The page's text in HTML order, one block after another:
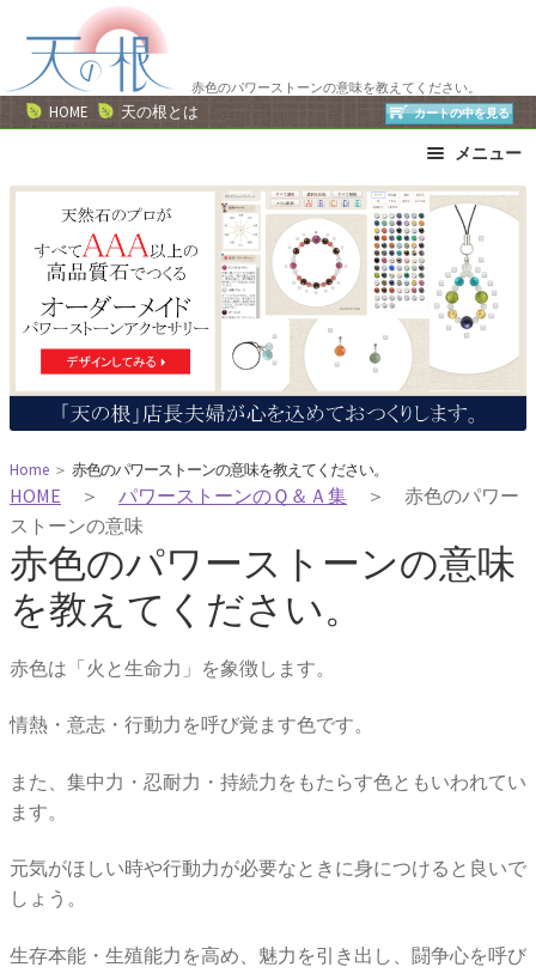
ー
シ
ン
ン
ツ
ス
赤色のパワーストーンの意味を教えてください。
HOME 天の根とは カートの中を見る
メニュー
ブレスレット
ストラップ
ネックレス
ピアス・イヤリング
リング
運勢で選ぶ
誕生石で選ぶ
色で選ぶ
干支石で選ぶ
星座石で選ぶ
石の名前で選ぶ
パワーストーン一覧
Home ＞ 赤色のパワーストーンの意味を教えてください。
HOME ＞ パワーストーンのＱ＆Ａ集 ＞ 赤色のパワー
ストーンの意味
赤色のパワーストーンの意味
を教えてください。
赤色は「火と生命力」を象徴します。
情熱・意志・行動力を呼び覚ます色です。
また、集中力・忍耐力・持続力をもたらす色ともいわれてい
ます。
元気がほしい時や行動力が必要なときに身につけると良いで
しょう。
生存本能・生殖能力を高め、魅力を引き出し、闘争心を呼び